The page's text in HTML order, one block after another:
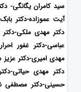
سید کامران یگانگی-
آیت عموزاده-دکتر
دکتر مهدی ملکی-دکتر
عباسی-دکتر غفور
مهدی امیری-دکتر عزیز
دکتر مهدی حیاتی-
حسینی-دکتر مصطفی